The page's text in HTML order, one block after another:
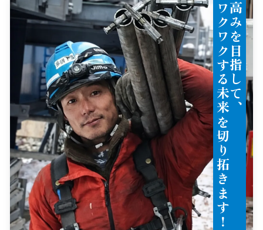
高
み
を
目
指
し
て
、
ワ
ク
ワ
ク
す
る
未
来
切
り
拓
き
ま
す
！